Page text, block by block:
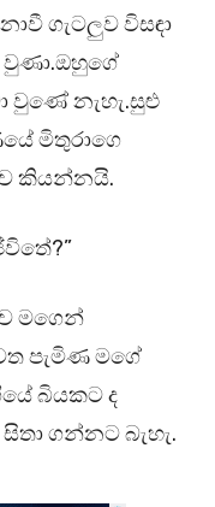
ගැටලුව විසඳා
වුණේ නැහැ.සුළු
මිතුරාගෙ
කියන්නයි.
මගෙන්
පැමිණ මගේ
බියකට ද
ගන්නට බැහැ.